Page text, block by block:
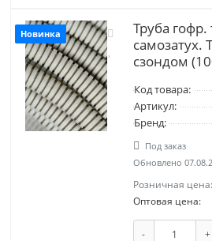
Новинка
Труба гофр.
самозатух.
сзондом
Код товара:
Артикул:
Бренд:
Под заказ
Обновлено
Розничная цена:
Оптовая цена:
- +